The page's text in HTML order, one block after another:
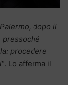
dopo il
pressoché
procedere
“. Lo afferma il